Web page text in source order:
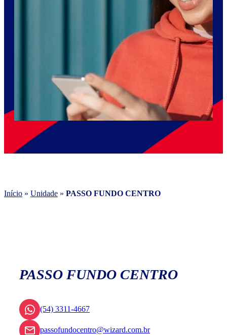
Início » Unidade » PASSO FUNDO CENTRO
PASSO FUNDO CENTRO
(54) 3311-4667
passofundocentro@wizard.com.br